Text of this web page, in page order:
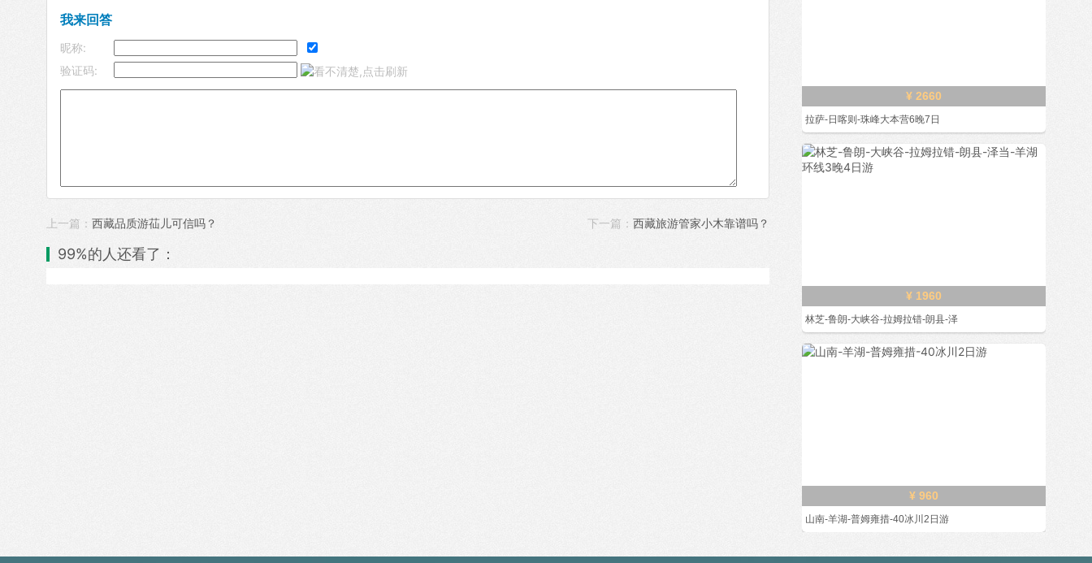
我来回答
昵称:
验证码:
上一篇： 西藏品质游苮儿可信吗？ 下一篇： 西藏旅游管家小木靠谱吗？
99%的人还看了：
¥ 2660
拉萨-日喀则-珠峰大本营6晚7日
¥ 1960
林芝-鲁朗-大峡谷-拉姆拉错-朗县-泽
¥ 960
山南-羊湖-普姆雍措-40冰川2日游